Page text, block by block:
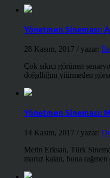
Yönetmen Sineması:
28 Kasım, 2017 / yazar:
Çok sıkıcı görünen
doğallığını yitirmeden
Yönetmen Sineması:
14 Kasım, 2017 / yazar:
Metin Erksan, Türk
maruz kalan, buna